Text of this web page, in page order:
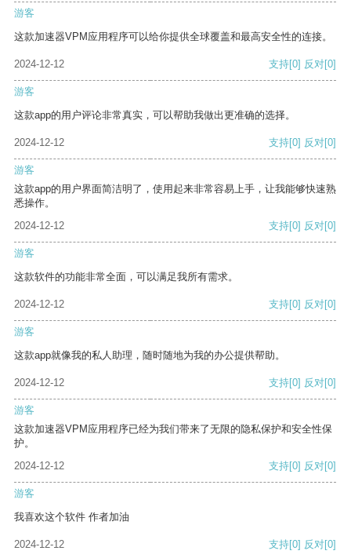
游客
这款加速器VPM应用程序可以给你提供全球覆盖和最高安全性的连接。
2024-12-12 支持[0] 反对[0]
游客
这款app的用户评论非常真实，可以帮助我做出更准确的选择。
2024-12-12 支持[0] 反对[0]
游客
这款app的用户界面简洁明了，使用起来非常容易上手，让我能够快速熟
悉操作。
2024-12-12
支持[0] 反对[0]
游客
这款软件的功能非常全面，可以满足我所有需求。
2024-12-12 支持[0] 反对[0]
游客
这款app就像我的私人助理，随时随地为我的办公提供帮助。
2024-12-12 支持[0] 反对[0]
游客
这款加速器VPM应用程序已经为我们带来了无限的隐私保护和安全性保
护。
2024-12-12
支持[0] 反对[0]
游客
我喜欢这个软件 作者加油
2024-12-12 支持[0] 反对[0]